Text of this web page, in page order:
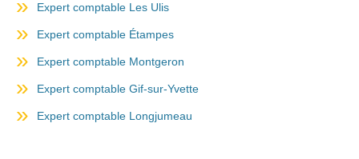
Expert comptable Les Ulis
Expert comptable Étampes
Expert comptable Montgeron
Expert comptable Gif-sur-Yvette
Expert comptable Longjumeau